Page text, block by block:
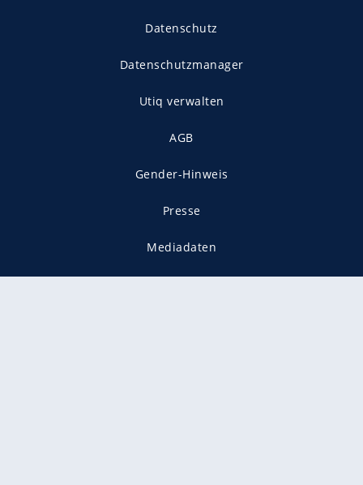
Datenschutz
Datenschutzmanager
Utiq verwalten
AGB
Gender-Hinweis
Presse
Mediadaten